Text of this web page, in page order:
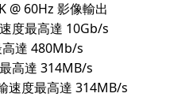
@ 60Hz 影像輸出
度最高達 10Gb/s
高達 480Mb/s
高達 314MB/s
速度最高達 314MB/s